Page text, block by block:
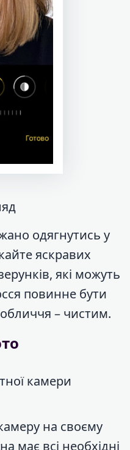
одягнутись у
яскравих
які можуть
повинне бути
– чистим.
камери
на своєму
має всі необхідні